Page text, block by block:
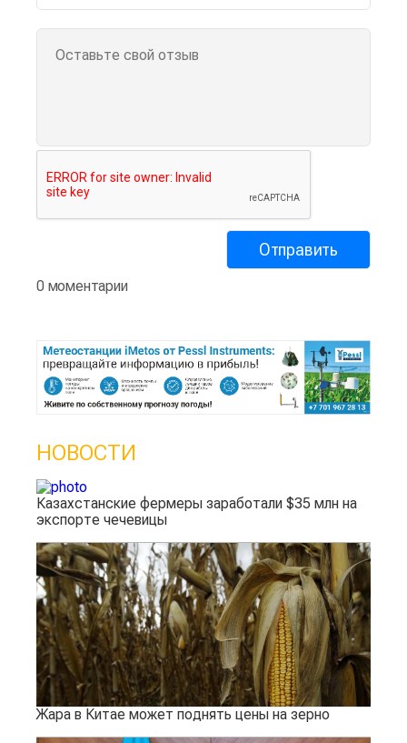
0 моментарии
НОВОСТИ
Казахстанские фермеры заработали $35 млн на
экспорте чечевицы
Жара в Китае может поднять цены на зерно